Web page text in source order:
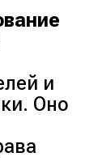
и
Оно